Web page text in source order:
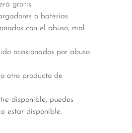
gratis.
o baterías.
con el abuso, mal
ocasionados por abuso
otro producto de
disponible, puedes
estar disponible.